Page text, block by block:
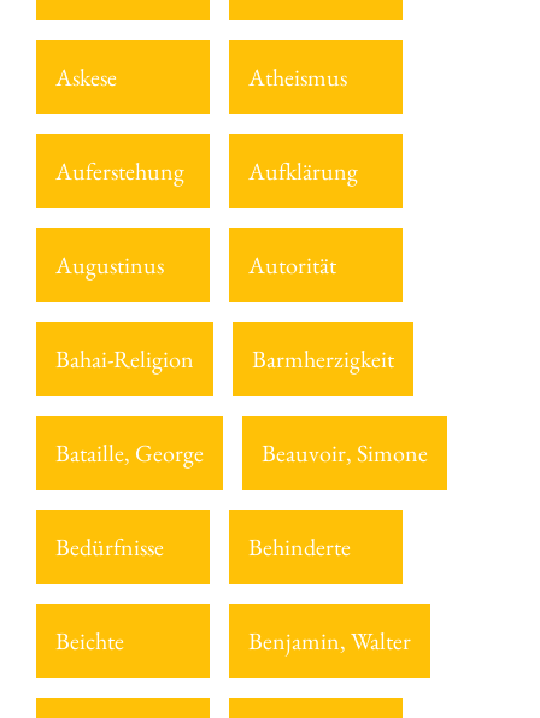
Askese Atheismus
Auferstehung Aufklärung
Augustinus Autorität
Bahai-Religion Barmherzigkeit
Bataille, George Beauvoir, Simone
Bedürfnisse Behinderte
Beichte Benjamin, Walter